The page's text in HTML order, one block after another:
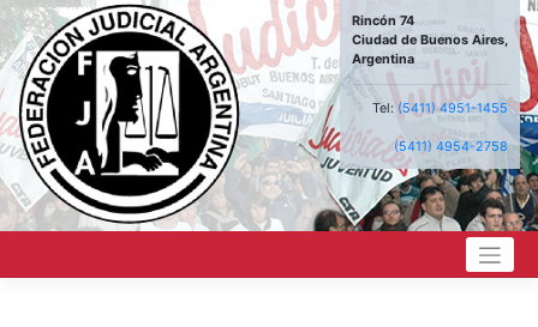
Saltar
contenido
Rincón 74
Ciudad de Buenos Aires,
Argentina
Tel:(5411) 4951-1455
(5411) 4954-2758